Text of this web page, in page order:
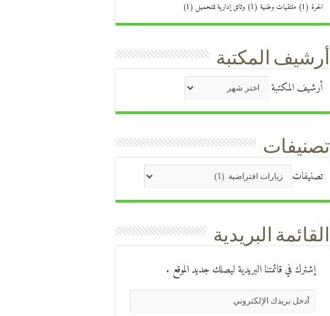
الحرة (1) ملتقيات وطنية (1) وثائق إدارية للتحميل (1)
أرشيف المكتبة
أرشيف المكتبة
تصنيفات
تصنيفات
القائمة البريدية
إشترك في قائمتنا البريدية ليصلك جديد الموقع .